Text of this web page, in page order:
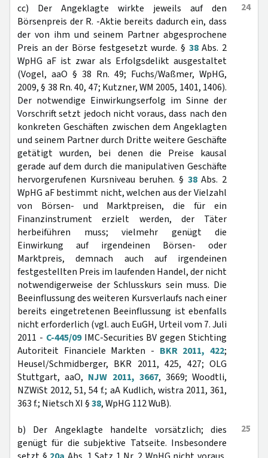
24
cc) Der Angeklagte wirkte jeweils auf den
Börsenpreis der R. -Aktie bereits dadurch ein, dass
der von ihm und seinem Partner abgesprochene
Preis an der Börse festgesetzt wurde. § 38Abs. 2
WpHG aF ist zwar als Erfolgsdelikt ausgestaltet
(Vogel, aaO § 38 Rn. 49; Fuchs/Waßmer, WpHG,
2009, § 38 Rn. 40, 47; Kutzner, WM 2005, 1401, 1406).
Der notwendige Einwirkungserfolg im Sinne der
Vorschrift setzt jedoch nicht voraus, dass nach den
konkreten Geschäften zwischen dem Angeklagten
und seinem Partner durch Dritte weitere Geschäfte
getätigt wurden, bei denen die Preise kausal
gerade auf dem durch die manipulativen Geschäfte
hervorgerufenen Kursniveau beruhen. § 38Abs. 2
WpHG aF bestimmt nicht, welchen aus der Vielzahl
von Börsen- und Marktpreisen, die für ein
Finanzinstrument erzielt werden, der Täter
herbeiführen muss; vielmehr genügt die
Einwirkung auf irgendeinen Börsen- oder
Marktpreis, demnach auch auf irgendeinen
festgestellten Preis im laufenden Handel, der nicht
notwendigerweise der Schlusskurs sein muss. Die
Beeinflussung des weiteren Kursverlaufs nach einer
bereits eingetretenen Beeinflussung ist ebenfalls
nicht erforderlich (vgl. auch EuGH, Urteil vom 7. Juli
2011 - C-445/09IMC-Securities BV gegen Stichting
Autoriteit Financiele Markten - BKR 2011, 422;
Heusel/Schmidberger, BKR 2011, 425, 427; OLG
Stuttgart, aaO, NJW 2011, 3667, 3669; Woodtli,
NZWiSt 2012, 51, 54 f.; aA Kudlich, wistra 2011, 361,
363 f.; Nietsch XI §38, WpHG 112 WuB).
25
b) Der Angeklagte handelte vorsätzlich; dies
genügt für die subjektive Tatseite. Insbesondere